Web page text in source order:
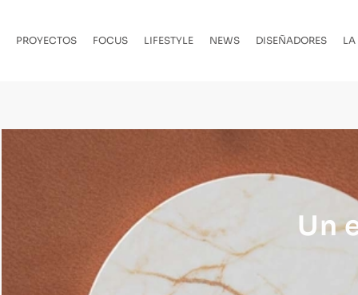
PROYECTOS FOCUS LIFESTYLE NEWS DISEÑADORES LA
Un